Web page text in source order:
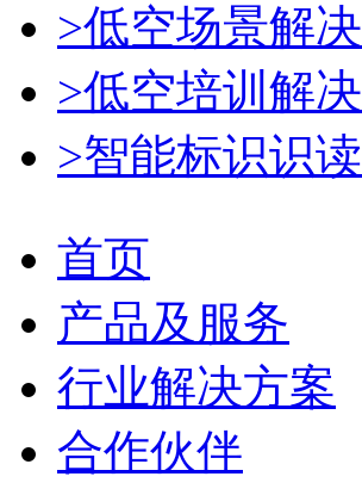
>低空场景解
>低空培训解
>智能标识识
首页
产品及服务
行业解决方案
合作伙伴